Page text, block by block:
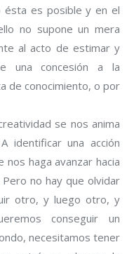
ésta es posible y en el
no supone un mera
al acto de estimar y
una concesión a la
de conocimiento, o por
se nos anima
identificar una acción
nos haga avanzar hacia
no hay que olvidar
otro, y luego otro, y
conseguir un
necesitamos tener